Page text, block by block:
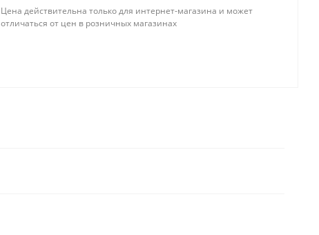
Цена действительна только для интернет-магазина и может
отличаться от цен в розничных магазинах